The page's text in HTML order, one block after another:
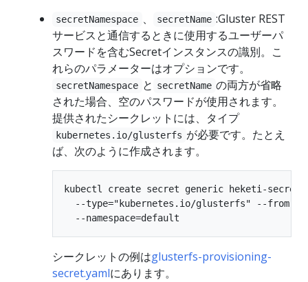
secretNamespace 、 secretName :Gluster REST
サービスと通信するときに使用するユーザーパ
スワードを含むSecretインスタンスの識別。こ
れらのパラメーターはオプションです。
secretNamespace と secretName の両方が省略
された場合、空のパスワードが使用されます。
提供されたシークレットには、タイプ
kubernetes.io/glusterfs が必要です。たとえ
ば、次のように作成されます。
kubectl create secret generic heketi-secret
--type="kubernetes.io/glusterfs" --from-
シークレットの例はglusterfs-provisioning-
secret.yamlにあります。